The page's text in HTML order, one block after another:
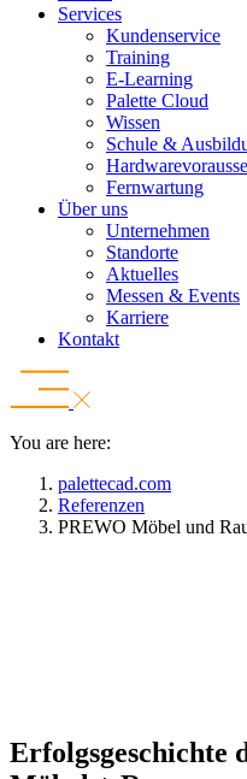
Services
Kundenservice
Training
E-Learning
Palette Cloud
Wissen
Schule &
Fernwartung
Über uns
Unternehmen
Standorte
Aktuelles
Messen & Events
Karriere
Kontakt
You are here:
palettecad.com
Referenzen
PREWO Möbel und
Erfolgsgeschichte